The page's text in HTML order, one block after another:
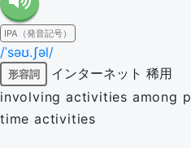
IPA（発音記号）
/ˈsəʊ.ʃəl/
形容詞 インターネット 稀用
involving activities among
time activities